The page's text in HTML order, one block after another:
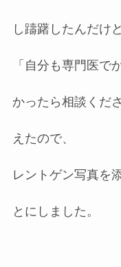
し躊躇したんだけど
「自分も専門医で
かったら相談くだ
えたので、
レントゲン写真を
とにしました。